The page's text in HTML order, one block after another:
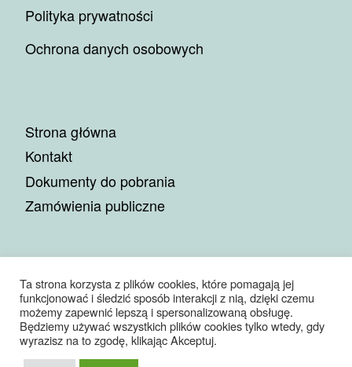
Polityka prywatności
Ochrona danych osobowych
Strona główna
Kontakt
Dokumenty do pobrania
Zamówienia publiczne
© 2026Miejskie Przedsiębiorstwo Gospodarki Komunalnej
Sp. z o.o.– Wszelkie prawa zastrzeżone
Oparte naWP– Zaprojektowano z Motyw Customizr
Ta strona korzysta z plików cookies, które pomagają jej
funkcjonować i śledzić sposób interakcji z nią, dzięki czemu
możemy zapewnić lepszą i spersonalizowaną obsługę.
Będziemy używać wszystkich plików cookies tylko wtedy, gdy
wyrazisz na to zgodę, klikając Akceptuj.